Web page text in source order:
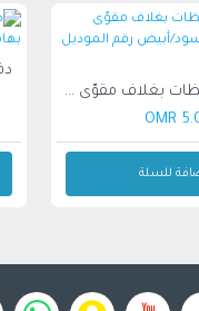
طقم دفاتر ملاحظات بغلاف مقوّى مكوّن من 5 قطع أسود/أبيض رقم الموديل : LINB971803
للسلة